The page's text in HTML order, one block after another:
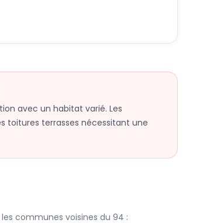
avec un habitat varié. Les
toitures terrasses nécessitant une
communes voisines du 94 :